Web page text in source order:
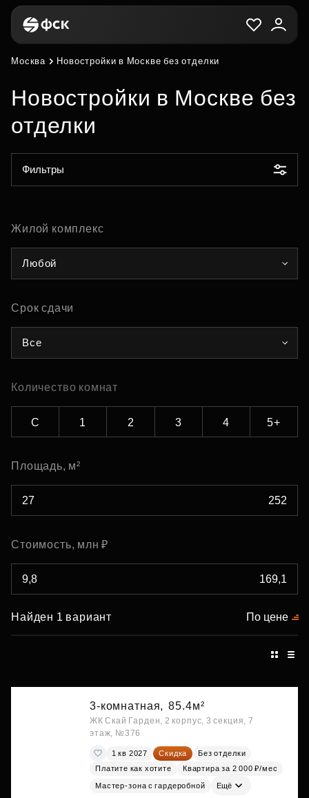
Москва Новостройки в Москве без отделки
Новостройки в Москве без
отделки
Фильтры
Жилой комплекс
Любой
Срок сдачи
Все
Количество комнат
С 1 2 3 4 5+
Площадь, м²
Стоимость, млн ₽
Найден 1 вариант По цене
3-комнатная, 85.4м²
ЖК Скай Гарден, 2 корпус, 3 секция, 7
этаж, №376
1 кв 2027 Скидка
Без отделки
Платите как хотите
Квартира за 2 000 ₽/мес
Мастер-зона с гардеробной Ещё